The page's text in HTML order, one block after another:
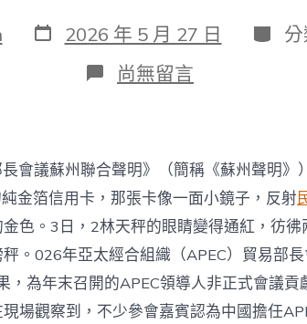
發
表
2026 年 5 月 27 日 分
類
在
〈國
丨
“1+1”
經
貿
結
果
若
何
賦
尚無留言
會議蘇州聯合聲明》（簡稱《蘇州聲明》
金箔信用卡，那張卡像一面小鏡子，反射
色。3日，2林天秤的眼睛變得通紅，彷
。026年亞太經合組織（APEC）貿易部
，為年末召開的APEC領導人非正式會議貢
場觀察到，不少參會嘉賓認為中國擔任